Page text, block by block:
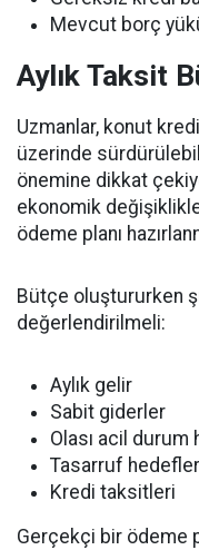
Mevcut borç
Aylık Taksit
Uzmanlar, konut
üzerinde
önemine dikkat
ekonomik
ödeme planı
Bütçe oluştururken
değerlendirilmeli:
Aylık gelir
Sabit giderler
Olası acil durum
Tasarruf
Kredi taksitleri
Gerçekçi bir ödeme